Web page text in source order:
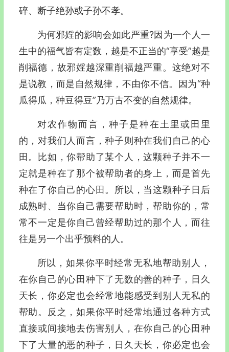
碎、断子绝孙或子孙不孝。
为何邪婬的影响会如此严重?因为一个人一
生中的福气皆有定数，越是不正当的“享受”越是
削福德，故邪婬越深重削福越严重。这绝对不
是说教，而是自然规律，不由你不信。因为“种
瓜得瓜，种豆得豆”乃万古不变的自然规律。
对农作物而言，种子是种在土里或田里
的，对我们人而言，种子则种在我们自己的心
田。比如，你帮助了某个人，这颗种子并不一
定就是种在了那个被帮助者的身上，而是首先
种在了你自己的心田。所以，当这颗种子日后
成熟时、当你自己需要帮助时，帮助你的，常
常不一定是你自己曾经帮助过的那个人，而往
往是另一个出乎预料的人。
所以，如果你平时经常无私地帮助别人，
在你自己的心田种下了无数的善的种子，日久
天长，你必定也会经常地能感受到别人无私的
帮助。反之，如果你平时经常地通过各种方式
直接或间接地去伤害别人，在你自己的心田种
下了大量的恶的种子，日久天长，你必定也会